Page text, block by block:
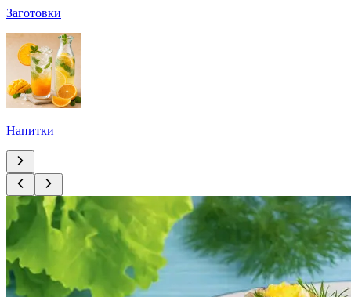
Заготовки
Напитки